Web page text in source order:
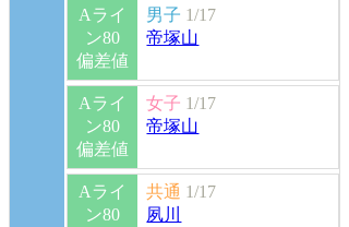
Aライ
ン80
偏差値
男子 1/17
帝塚山
Aライ
ン80
偏差値
女子 1/17
帝塚山
Aライ
ン80
共通 1/17
夙川